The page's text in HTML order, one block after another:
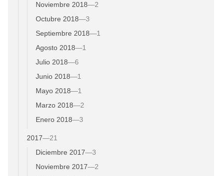
Noviembre 2018—2
Octubre 2018—3
Septiembre 2018—1
Agosto 2018—1
Julio 2018—6
Junio 2018—1
Mayo 2018—1
Marzo 2018—2
Enero 2018—3
2017—21
Diciembre 2017—3
Noviembre 2017—2